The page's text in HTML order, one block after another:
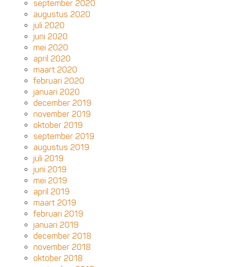
september 2020
augustus 2020
juli 2020
juni 2020
mei 2020
april 2020
maart 2020
februari 2020
januari 2020
december 2019
november 2019
oktober 2019
september 2019
augustus 2019
juli 2019
juni 2019
mei 2019
april 2019
maart 2019
februari 2019
januari 2019
december 2018
november 2018
oktober 2018